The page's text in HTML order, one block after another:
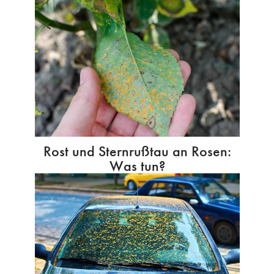
Rost und Sternrußtau an Rosen:
Was tun?